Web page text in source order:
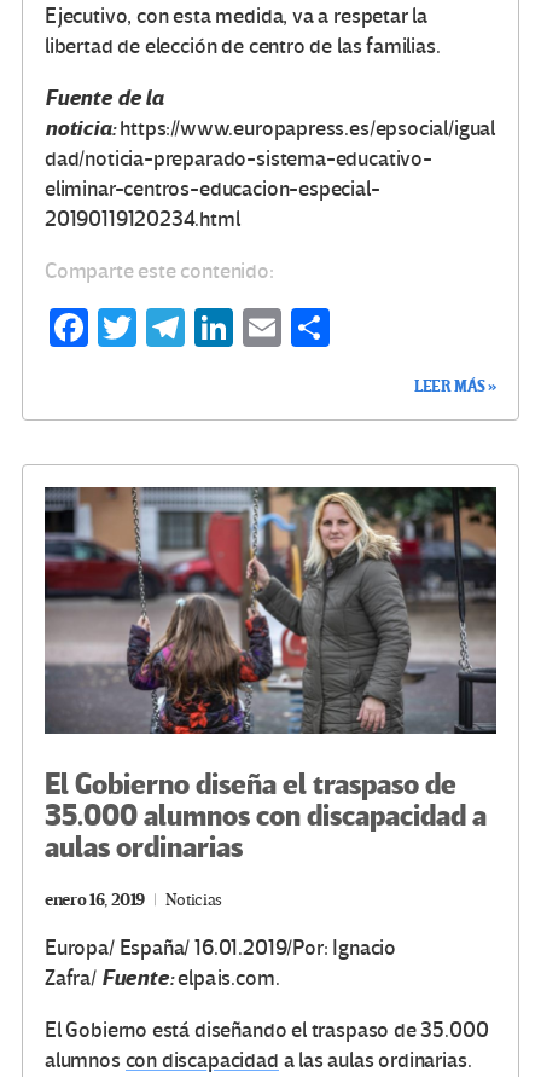
Ejecutivo, con esta medida, va a respetar la
libertad de elección de centro de las familias.
Fuente de la
noticia:https://www.europapress.es/epsocial/igual
dad/noticia-preparado-sistema-educativo-
eliminar-centros-educacion-especial-
20190119120234.html
Comparte este contenido:
Fa
o
k
T
Te
m
Li
n
E
ar
tir
LEER MÁS »
El Gobierno diseña el traspaso de
35.000 alumnos con discapacidad a
aulas ordinarias
enero 16, 2019 Noticias
Europa/ España/ 16.01.2019/Por: Ignacio
Zafra/ Fuente:elpais.com.
El Gobierno está diseñando el traspaso de 35.000
alumnos con discapacidad a las aulas ordinarias.